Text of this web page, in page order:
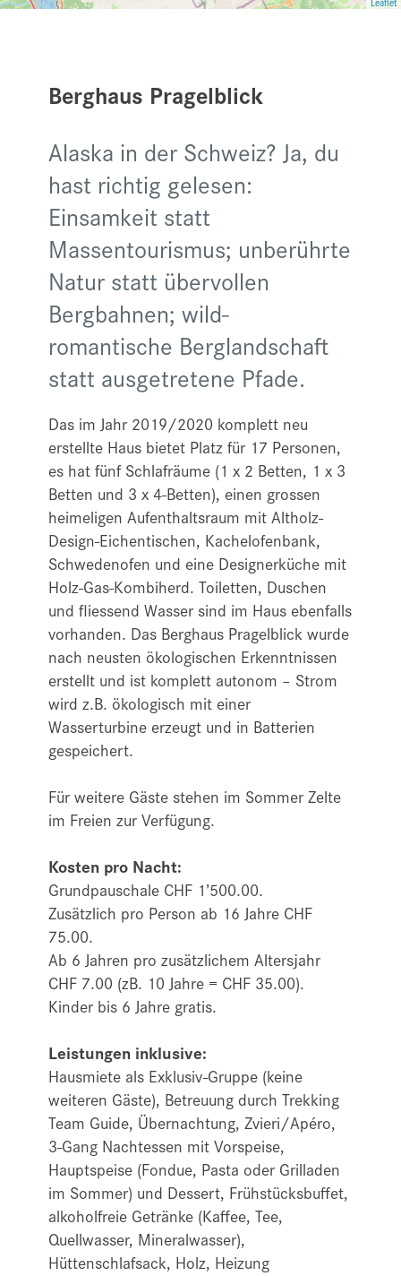
Berghaus Pragelblick
Alaska in der Schweiz? Ja, du
hast richtig gelesen:
Einsamkeit statt
Massentourismus; unberührte
Natur statt übervollen
Bergbahnen; wild-
romantische Berglandschaft
statt ausgetretene Pfade.
Das im Jahr 2019/2020 komplett neu
erstellte Haus bietet Platz für 17 Personen,
es hat fünf Schlafräume (1 x 2 Betten, 1 x 3
Betten und 3 x 4-Betten), einen grossen
heimeligen Aufenthaltsraum mit Altholz-
Design-Eichentischen, Kachelofenbank,
Schwedenofen und eine Designerküche mit
Holz-Gas-Kombiherd. Toiletten, Duschen
und fliessend Wasser sind im Haus ebenfalls
vorhanden. Das Berghaus Pragelblick wurde
nach neusten ökologischen Erkenntnissen
erstellt und ist komplett autonom – Strom
wird z.B. ökologisch mit einer
Wasserturbine erzeugt und in Batterien
gespeichert.
Für weitere Gäste stehen im Sommer Zelte
im Freien zur Verfügung.
Kosten pro Nacht:
Grundpauschale CHF 1’500.00.
Zusätzlich pro Person ab 16 Jahre CHF
75.00.
Ab 6 Jahren pro zusätzlichem Altersjahr
CHF 7.00 (zB. 10 Jahre = CHF 35.00).
Kinder bis 6 Jahre gratis.
Leistungen inklusive:
Hausmiete als Exklusiv-Gruppe (keine
weiteren Gäste), Betreuung durch Trekking
Team Guide, Übernachtung, Zvieri/Apéro,
3-Gang Nachtessen mit Vorspeise,
Hauptspeise (Fondue, Pasta oder Grilladen
im Sommer) und Dessert, Frühstücksbuffet,
alkoholfreie Getränke (Kaffee, Tee,
Quellwasser, Mineralwasser),
Hüttenschlafsack, Holz, Heizung